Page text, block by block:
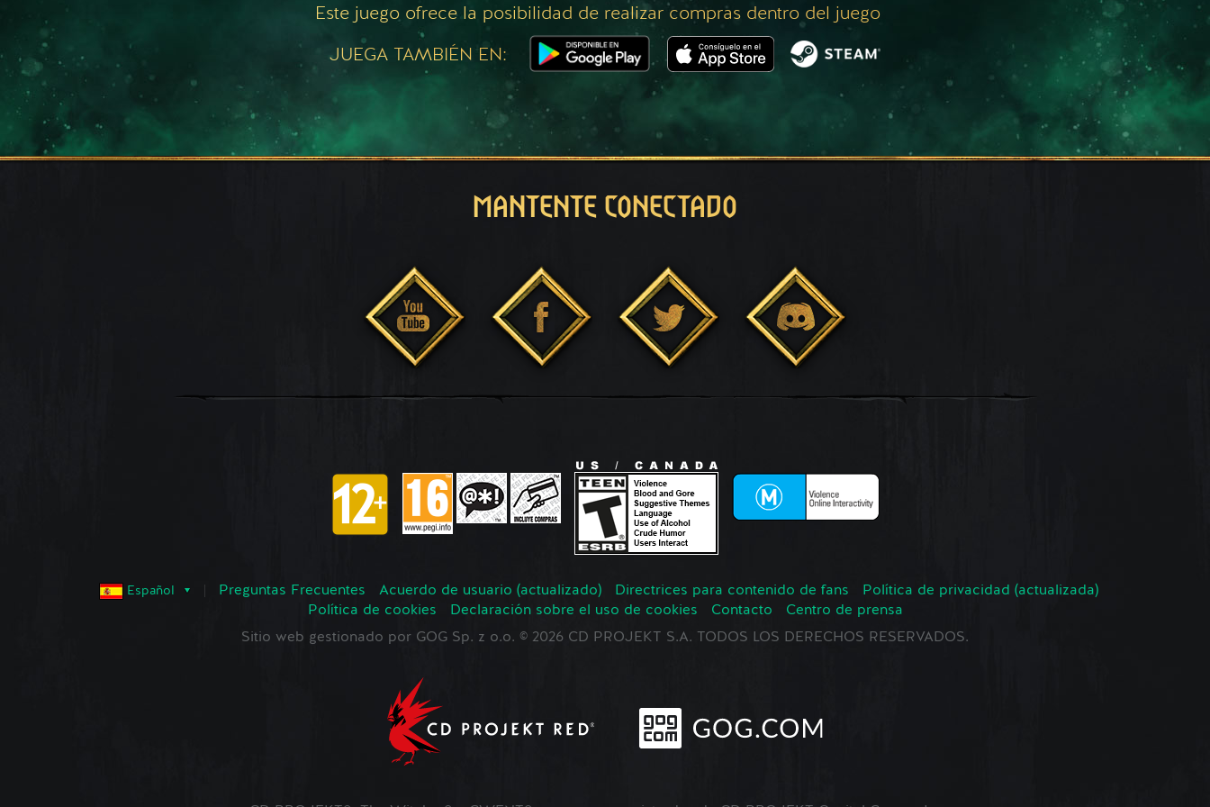
Este juego ofrece la posibilidad de realizar compras dentro del juego
JUEGA TAMBIÉN EN:
MANTENTE CONECTADO
Español Preguntas Frecuentes Acuerdo de usuario (actualizado) Directrices para contenido de fans
Política de privacidad (actualizada)
Política de cookies
Declaración sobre el uso de cookies Contacto
Centro de prensa
Sitio web gestionado por GOG Sp. z o.o. © 2026 CD PROJEKT S.A. TODOS LOS DERECHOS RESERVADOS.